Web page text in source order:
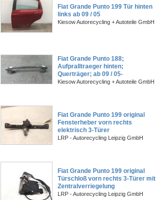
Fiat Grande Punto 199 Tür hinten
links ab 09 / 05
Kiesow Autorecycling + Autoteile GmbH
Fiat Grande Punto 188;
Aufpralltraeger hinten;
Querträger; ab 09 / 05-
Kiesow Autorecycling + Autoteile GmbH
Fiat Grande Punto 199 original
Fensterheber vorn rechts
elektrisch 3-Türer
LRP - Autorecycling Leipzig GmbH
Fiat Grande Punto 199 original
Türschloß vorn rechts 3-Türer mit
Zentralverriegelung
LRP - Autorecycling Leipzig GmbH